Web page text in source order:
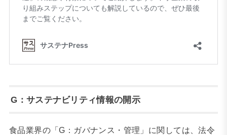
G：サステナビリティ情報の開示
食品業界の「G：ガバナンス・管理」に関しては、法令